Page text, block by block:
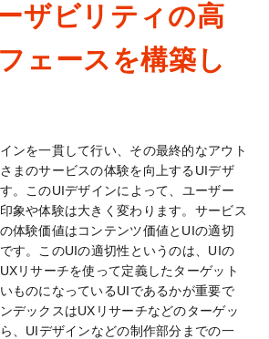
ザビリティの高
ェースを構築し
ンを一貫して行い、その最終的なアウト
まのサービスの体験を向上するUIデザ
。このUIデザインによって、ユーザー
象や体験は大きく変わります。サービス
体験価値はコンテンツ価値とUIの適切
す。このUIの適切性というのは、UIの
リサーチを使って定義したターゲット
ものになっているUIであるかが重要で
デックスはUXリサーチなどのターゲッ
、UIデザインなどの制作部分までの一